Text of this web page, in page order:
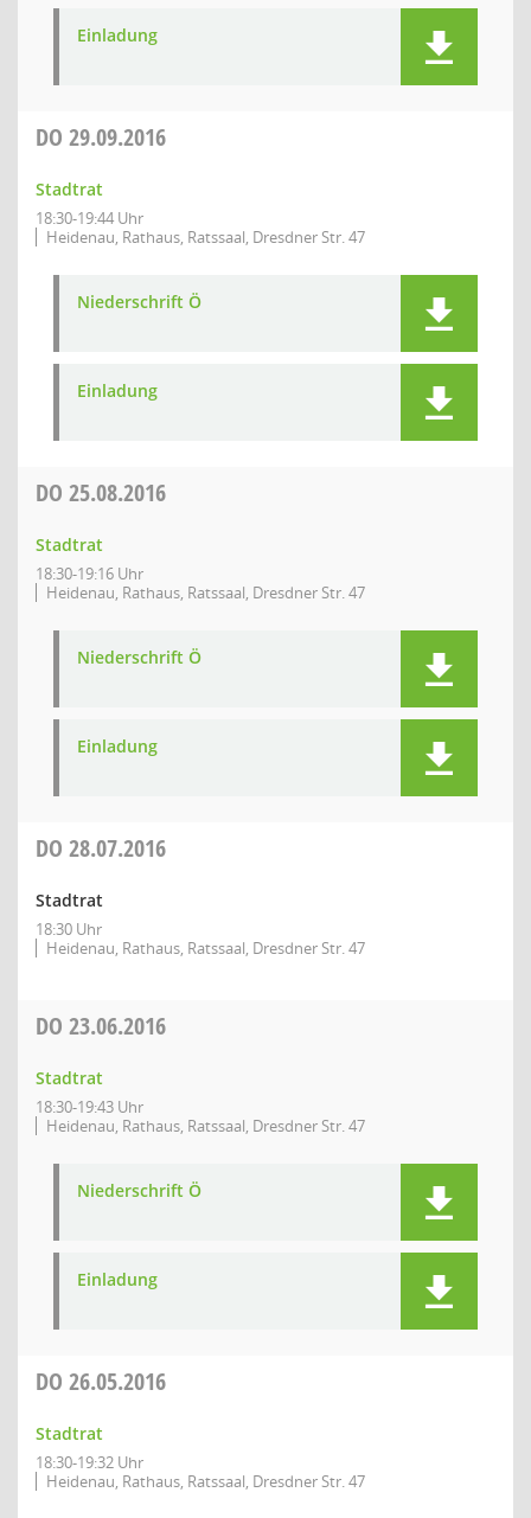
Einladung
DO 29.09.2016
Stadtrat
18:30-19:44 Uhr
Heidenau, Rathaus, Ratssaal, Dresdner Str. 47
Niederschrift Ö
Einladung
DO 25.08.2016
Stadtrat
18:30-19:16 Uhr
Heidenau, Rathaus, Ratssaal, Dresdner Str. 47
Niederschrift Ö
Einladung
DO 28.07.2016
Stadtrat
18:30 Uhr
Heidenau, Rathaus, Ratssaal, Dresdner Str. 47
DO 23.06.2016
Stadtrat
18:30-19:43 Uhr
Heidenau, Rathaus, Ratssaal, Dresdner Str. 47
Niederschrift Ö
Einladung
DO 26.05.2016
Stadtrat
18:30-19:32 Uhr
Heidenau, Rathaus, Ratssaal, Dresdner Str. 47